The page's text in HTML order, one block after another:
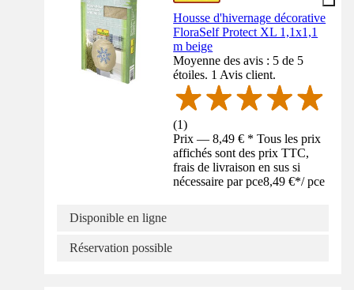
Housse d'hivernage décorative
FloraSelf Protect XL 1,1x1,1
m beige
Moyenne des avis : 5 de 5
étoiles. 1 Avis client.
(1)
Prix — 8,49 € * Tous les prix
affichés sont des prix TTC,
frais de livraison en sus si
nécessaire par pce8,49 €*/ pce
Disponible en ligne
Réservation possible